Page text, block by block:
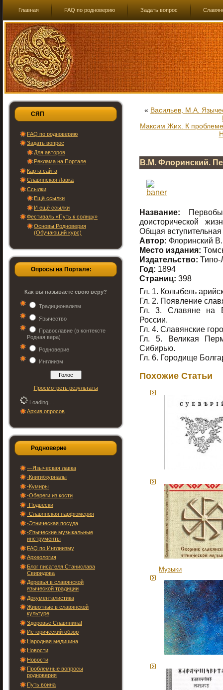
Главная FAQ по родноверию Задать вопрос
СЯП
FAQ по родноверию
Задать вопрос
Для авторов
Реклама на Портале
Карта сайта
Славянская Лавка
Ссылки
Ещё ссылки
И ещё ссылки
Фестиваль «Путь к солнцу»
Основы Родноверия
(Обучающий курс)
Опросы на Портале:
Как вы называете свою веру?
Традиционализм
Язычество
Православие (в контексте
Родная вера)
Родноверие
Инглиизм
Просмотреть результаты
Loading ...
Архив опросов
Родноверие
—Языческая лавка
-Книги/журналы
-Кумиры
-Обереги из кости
-Подвески
-Славянская парфюмерия
-Этническая посуда
-Языческие музыкальные
инструменты
FAQ по Инглиизму
Археология
Блог писателя Станислава
Свиридова
Деревья в славянской
языческой традиции
Документалистика
Животные в славянской
культуре
Здоровье Славянина!
Исторический обзор
Народная медицина
Новости
Новости
Проблемные вопросы
родноверия
Путь воина
« Васильев, М.А.
Максим Жих. К проблеме
В.М. Флоринский.
Название:
доисторической
Общая вступительная
Автор: Флоринский
Место издания:
Издательство:
Год: 1894
Страниц: 398
Гл. 1. Колыбель
Гл. 2. Появление
Гл. 3. Славяне на
России.
Гл. 4. Славянские
Гл. 5. Великая
Сибирью.
Гл. 6. Городище
Похожие Статьи
Музыки